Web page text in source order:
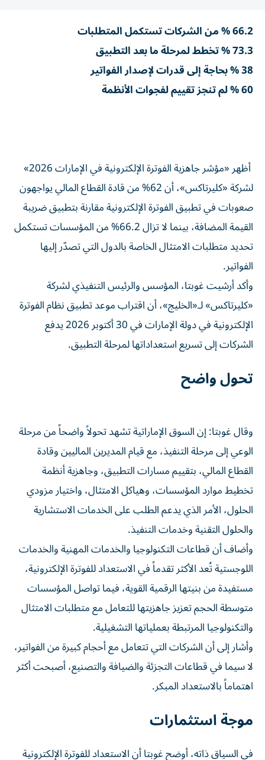
66.2 % من الشركات تستكمل المتطلبات
73.3 % تخطط لمرحلة ما بعد التطبيق
38 % بحاجة إلى قدرات لإصدار الفواتير
60 % لم تنجز تقييم لفجوات الأنظمة
أظهر «مؤشر جاهزية الفوترة الإلكترونية في الإمارات 2026»
لشركة «كليرتاكس»، أن 62% من قادة القطاع المالي يواجهون
صعوبات في تطبيق الفوترة الإلكترونية مقارنة بتطبيق ضريبة
القيمة المضافة، بينما لا تزال 66.2% من المؤسسات تستكمل
تحديد متطلبات الامتثال الخاصة بالدول التي تصدّر إليها
الفواتير.
وأكد أرشيت غوبتا، المؤسس والرئيس التنفيذي لشركة
«كليرتاكس» لـ«الخليج»، أن اقتراب موعد تطبيق نظام الفوترة
الإلكترونية في دولة الإمارات في 30 أكتوبر 2026 يدفع
الشركات إلى تسريع استعداداتها لمرحلة التطبيق.
تحول واضح
وقال غوبتا: إن السوق الإماراتية تشهد تحولاً واضحاً من مرحلة
الوعي إلى مرحلة التنفيذ، مع قيام المديرين الماليين وقادة
القطاع المالي، بتقييم مسارات التطبيق، وجاهزية أنظمة
تخطيط موارد المؤسسات، وهياكل الامتثال، واختيار مزودي
الحلول، الأمر الذي يدعم الطلب على الخدمات الاستشارية
والحلول التقنية وخدمات التنفيذ.
وأضاف أن قطاعات التكنولوجيا والخدمات المهنية والخدمات
اللوجستية تُعد الأكثر تقدماً في الاستعداد للفوترة الإلكترونية،
مستفيدة من بنيتها الرقمية القوية، فيما تواصل المؤسسات
متوسطة الحجم تعزيز جاهزيتها للتعامل مع متطلبات الامتثال
والتكنولوجيا المرتبطة بعملياتها التشغيلية.
وأشار إلى أن الشركات التي تتعامل مع أحجام كبيرة من الفواتير،
لا سيما في قطاعات التجزئة والضيافة والتصنيع، أصبحت أكثر
اهتماماً بالاستعداد المبكر.
موجة استثمارات
في السياق ذاته، أوضح غوبتا أن الاستعداد للفوترة الإلكترونية